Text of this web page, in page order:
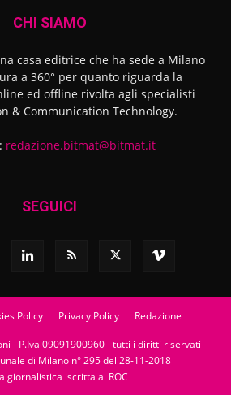
CHI SIAMO
casa editrice che ha sede a Milano
a 360° per quanto riguarda la
ed offline rivolta agli specialisti
& Communication Technology.
redazione.bitmat@bitmat.it
SEGUICI
Policy Privacy Policy Redazione
- P.Iva 09091900960 - tutti i diritti riservati
di Milano n° 295 del 28-11-2018
giornalistica iscritta al ROC